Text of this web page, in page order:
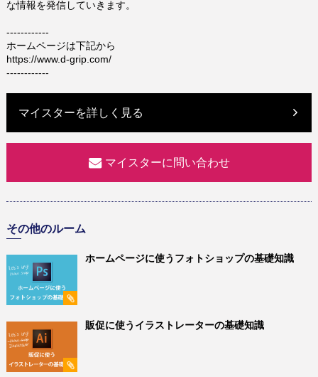
な情報を発信していきます。
------------
ホームページは下記から
https://www.d-grip.com/
------------
マイスターを詳しく見る
マイスターに問い合わせ
その他のルーム
ホームページに使うフォトショップの基礎知識
販促に使うイラストレーターの基礎知識